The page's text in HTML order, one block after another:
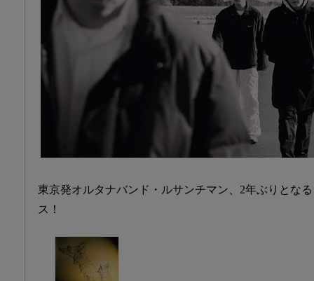
東京発オルタナバンド・ルサンチマン、2年ぶりとな
ス！